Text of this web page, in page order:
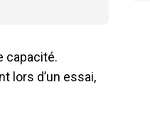
capacité.
lors d’un essai,